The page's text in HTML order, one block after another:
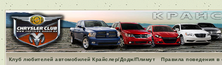
Клуб любителей автомобилей Крайслер/Додж/Плимут Правила поведения